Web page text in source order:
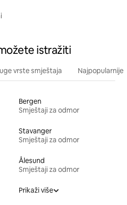
istražiti
vrste smještaja Najpopularnije
Bergen
Smještaji za odmor
Stavanger
Smještaji za odmor
Ålesund
Smještaji za odmor
Prikaži više